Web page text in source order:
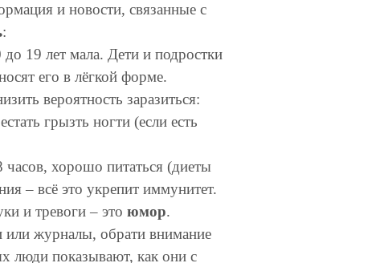
и новости, связанные с
:
до 19 лет мала. Дети и подростки
его в лёгкой форме.
вероятность заразиться:
грызть ногти (если есть
хорошо питаться (диеты
– всё это укрепит иммунитет.
и тревоги – это юмор.
или журналы, обрати внимание
люди показывают, как они с